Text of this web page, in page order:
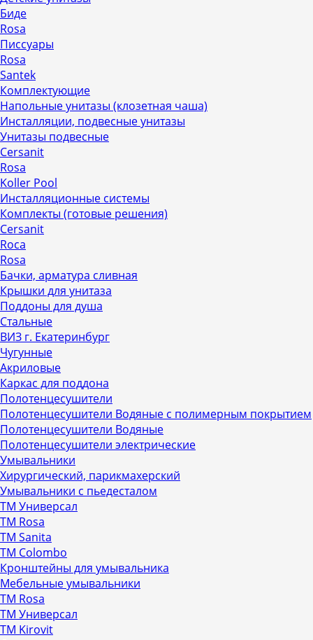
Биде
Rosa
Писсуары
Rosa
Santek
Комплектующие
Напольные унитазы (клозетная чаша)
Инсталляции, подвесные унитазы
Унитазы подвесные
Cersanit
Rosa
Koller Pool
Инсталляционные системы
Комплекты (готовые решения)
Cersanit
Roca
Rosa
Бачки, арматура сливная
Крышки для унитаза
Поддоны для душа
Стальные
ВИЗ г. Екатеринбург
Чугунные
Акриловые
Каркас для поддона
Полотенцесушители
Полотенцесушители Водяные с полимерным покрытием
Полотенцесушители Водяные
Полотенцесушители электрические
Умывальники
Хирургический, парикмахерский
Умывальники с пьедесталом
ТМ Универсал
ТМ Rosa
ТМ Sanita
ТМ Colombo
Кронштейны для умывальника
Мебельные умывальники
ТМ Rosa
ТМ Универсал
ТМ Kirovit